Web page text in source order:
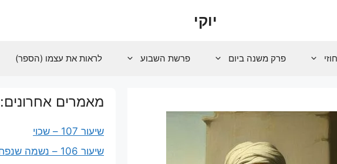
יוקי
פרק משנה ביום פרשת השבוע לראות את עצמו (הספר)
מאמרים אחרונים:
שיעור 107 – שכוי
שיעור 106 – נשמה שנפחת בי